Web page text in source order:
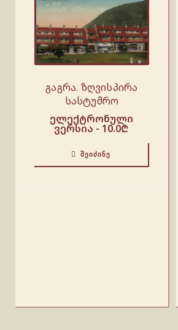
გაგრა. ზღვისპირა
სასტუმრო
ელექტრონული
ვერსია - 10.0₾
ᲨᲔᲘᲫᲘᲜᲔ